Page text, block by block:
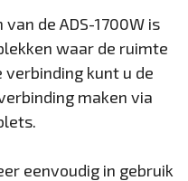
de ADS-1700W is
waar de ruimte
kunt u de
maken via
eenvoudig in gebruik